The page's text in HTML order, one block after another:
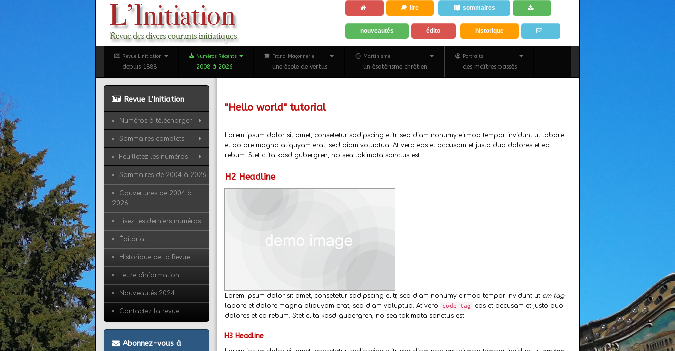
lire sommaires
nouveautés édito historique
Revue L'Initiation
depuis 1888
Numéros Récents
2008 à 2026
Franc-Maçonnerie
une école de vertus
Martinisme
un ésotérisme chrétien
Portraits
des maîtres passés
"Hello world" tutorial
Lorem ipsum dolor sit amet, consetetur sadipscing elitr, sed diam nonumy eirmod tempor invidunt ut labore
et dolore magna aliquyam erat, sed diam voluptua. At vero eos et accusam et justo duo dolores et ea
rebum. Stet clita kasd gubergren, no sea takimata sanctus est.
H2 Headline
Lorem ipsum dolor sit amet, consetetur sadipscing elitr, sed diam nonumy eirmod tempor invidunt ut em tag
labore et dolore magna aliquyam erat, sed diam voluptua. At vero
code tag
eos et accusam et justo duo
dolores et ea rebum. Stet clita kasd gubergren, no sea takimata sanctus est.
H3 Headline
Revue L’Initiation
Numéros à télécharger
Sommaires complets
Feuilletez les numéros
Sommaires de 2004 à 2026
Couvertures de 2004 à
2026
Lisez les derniers numéros
Éditorial
Historique de la Revue
Lettre d'information
Nouveautés 2024
Contactez la revue
Abonnez-vous à